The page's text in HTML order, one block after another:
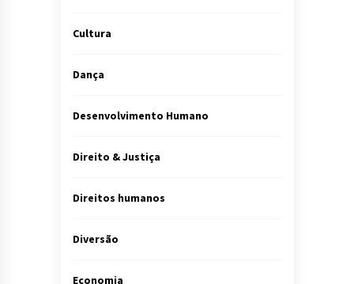
Cultura
Dança
Desenvolvimento Humano
Direito & Justiça
Direitos humanos
Diversão
Economia